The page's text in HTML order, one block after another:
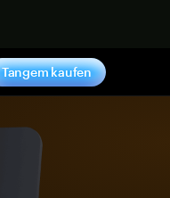
Tangem kaufen